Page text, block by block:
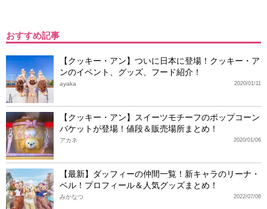
おすすめ記事
【クッキー・アン】ついに日本に登場！クッキー・ア
ンのイベント、グッズ、フード紹介！
2020/01/11
ayaka
【クッキー・アン】スイーツモチーフのポップコーン
バケットが登場！値段＆販売場所まとめ！
2020/01/06
アカネ
【最新】ダッフィーの仲間一覧！新キャラのリーナ・
ベル！プロフィール＆人気グッズまとめ！
2022/07/06
みかなつ